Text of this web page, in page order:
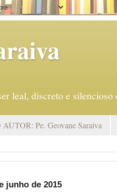
leal, discreto e
Pe. Geovane Saraiva
junho de 2015